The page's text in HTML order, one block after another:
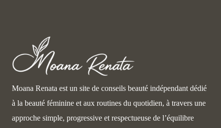
Moana Renata est un site de conseils beauté indépendant dédié
à la beauté féminine et aux routines du quotidien, à travers une
approche simple, progressive et respectueuse de l’équilibre